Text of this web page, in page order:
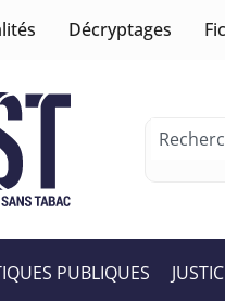
Décryptages
PUBLIQUES